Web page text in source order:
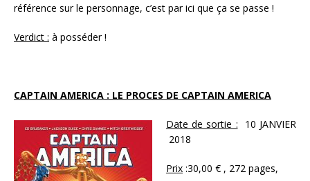
référence sur le personnage, c’est par ici que ça se passe !
Verdict : à posséder !
CAPTAIN AMERICA : LE PROCES DE CAPTAIN AMERICA
Date de sortie : 10 JANVIER
2018
Prix :30,00 € , 272 pages,